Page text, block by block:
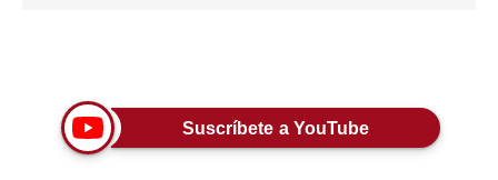
Viajes Suscríbete a YouTube